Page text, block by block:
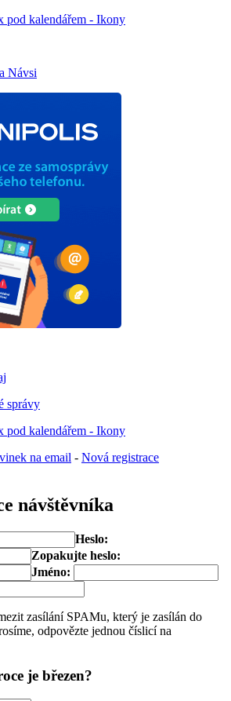
na email - Nová registrace
návštěvníka
Heslo:
Zopakujte heslo:
Jméno:
zasílání SPAMu, který je zasílán do
odpovězte jednou číslicí na
je březen?